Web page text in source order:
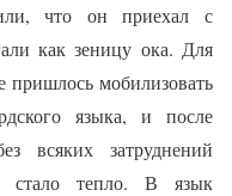
что он приехал с
как зеницу ока. Для
пришлось мобилизовать
языка, и после
всяких за­труднений
стало тепло. В язык